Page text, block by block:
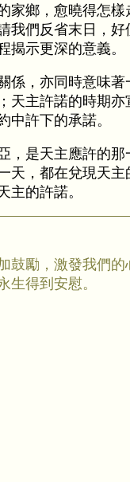
家鄉，愈曉得怎
我們反省末日，
揭示更深的意義。
係，亦同時意味
天主許諾的時期
中許下的承諾。
，是天主應許的
天，都在兌現天
主的許諾。
鼓勵，激發我們
生得到安慰。